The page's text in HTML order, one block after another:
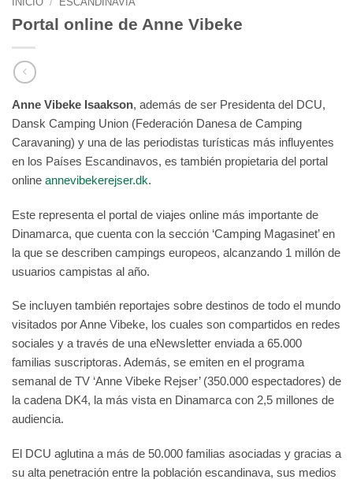
Portal online de Anne Vibeke
Anne Vibeke Isaakson, además de ser Presidenta del DCU,
Dansk Camping Union (Federación Danesa de Camping
Caravaning) y una de las periodistas turísticas más influyentes
en los Países Escandinavos, es también propietaria del portal
online annevibekerejser.dk.
Este representa el portal de viajes online más importante de
Dinamarca, que cuenta con la sección ‘Camping Magasinet’ en
la que se describen campings europeos, alcanzando 1 millón de
usuarios campistas al año.
Se incluyen también reportajes sobre destinos de todo el mundo
visitados por Anne Vibeke, los cuales son compartidos en redes
sociales y a través de una eNewsletter enviada a 65.000
familias suscriptoras. Además, se emiten en el programa
semanal de TV ‘Anne Vibeke Rejser’ (350.000 espectadores) de
la cadena DK4, la más vista en Dinamarca con 2,5 millones de
audiencia.
El DCU aglutina a más de 50.000 familias asociadas y gracias a
su alta penetración entre la población escandinava, sus medios